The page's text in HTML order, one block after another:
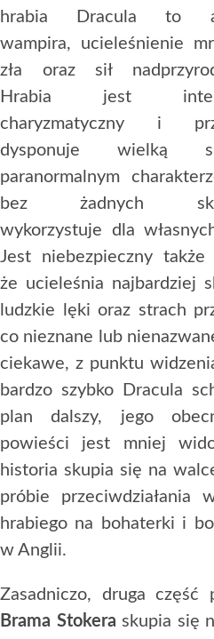
hrabia Dracula to
wampira, ucieleśnienie
zła oraz sił
Hrabia jest
charyzmatyczny i
dysponuje wielką
paranormalnym
bez żadnych
wykorzystuje dla
Jest niebezpieczny także
że ucieleśnia najbardziej
ludzkie lęki oraz strach
co nieznane lub
ciekawe, z punktu
bardzo szybko Dracula
plan dalszy, jego
powieści jest mniej
historia skupia się na
próbie przeciwdziałania
hrabiego na bohaterki i
w Anglii.
Zasadniczo, druga część
Brama Stokera skupia się